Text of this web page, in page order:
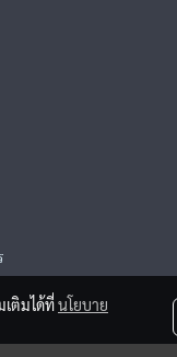
เติมได้ที่นโยบาย